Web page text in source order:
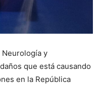
Neurología y
que está causando
en la República